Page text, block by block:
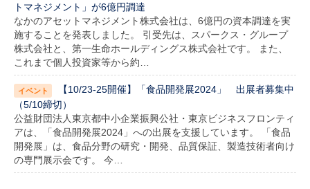
トマネジメント」が6億円調達
なかのアセットマネジメント株式会社は、6億円の資本調達を実
施することを発表しました。 引受先は、スパークス・グループ
株式会社と、第一生命ホールディングス株式会社です。 また、
これまで個人投資家等から約…
【10/23-25開催】「食品開発展2024」 出展者募集中
（5/10締切）
公益財団法人東京都中小企業振興公社・東京ビジネスフロンティ
アは、「食品開発展2024」への出展を支援しています。 「食品
開発展」は、食品分野の研究・開発、品質保証、製造技術者向け
の専門展示会です。 今…